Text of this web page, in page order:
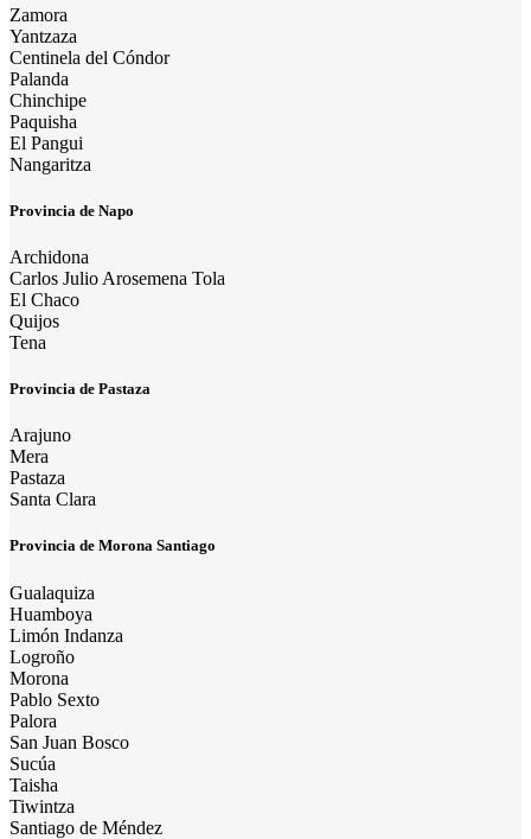
Zamora
Yantzaza
Centinela del Cóndor
Palanda
Chinchipe
Paquisha
El Pangui
Nangaritza
Provincia de Napo
Archidona
Carlos Julio Arosemena Tola
El Chaco
Quijos
Tena
Provincia de Pastaza
Arajuno
Mera
Pastaza
Santa Clara
Provincia de Morona Santiago
Gualaquiza
Huamboya
Limón Indanza
Logroño
Morona
Pablo Sexto
Palora
San Juan Bosco
Sucúa
Taisha
Tiwintza
Santiago de Méndez